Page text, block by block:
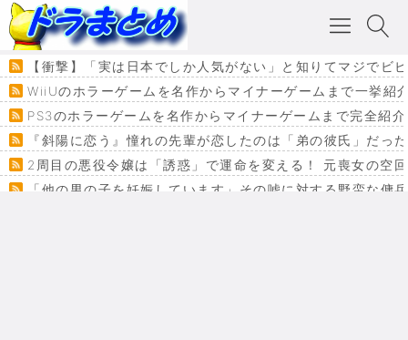
【衝撃】「実は日本でしか人気がない」と知りてマジで
WiiUのホラーゲームを名作からマイナーゲームまで一挙紹
PS3のホラーゲームを名作からマイナーゲームまで完全紹
『斜陽に恋う』憧れの先輩が恋したのは「弟の彼氏」だっ
2周目の悪役令嬢は「誘惑」で運命を変える！ 元喪女の空
「他の男の子を妊娠しています」その嘘に対する野蛮な